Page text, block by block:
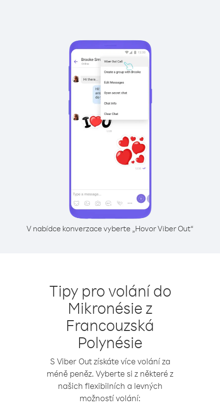
V nabídce konverzace vyberte „Hovor Viber Out“
Tipy pro volání do
Mikronésie z
Francouzská
Polynésie
S Viber Out získáte více volání za
méně peněz. Vyberte si z některé z
našich flexibilních a levných
možností volání: